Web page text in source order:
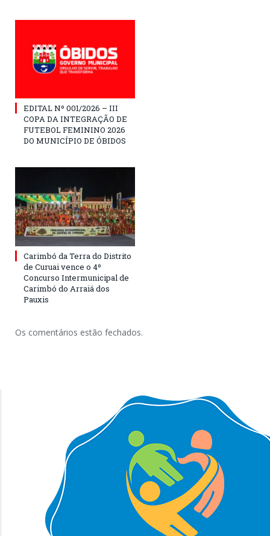
EDITAL Nº 001/2026 – III
COPA DA INTEGRAÇÃO DE
FUTEBOL FEMININO 2026
DO MUNICÍPIO DE ÓBIDOS
Carimbó da Terra do Distrito
de Curuai vence o 4º
Concurso Intermunicipal de
Carimbó do Arraiá dos
Pauxis
Os comentários estão fechados.